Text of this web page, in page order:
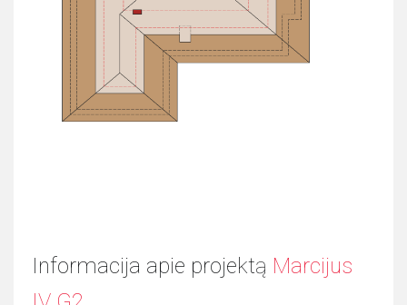
Informacija apie projektą Marcijus